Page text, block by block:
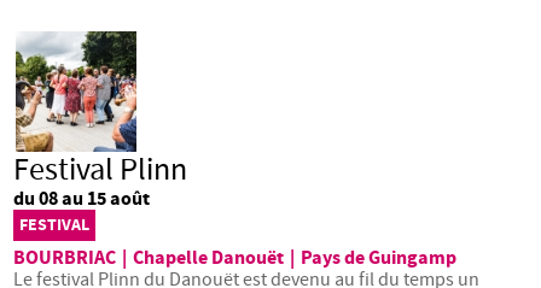
Festival Plinn
du 08 au 15 août
FESTIVAL
BOURBRIAC Chapelle Danouët
Pays de Guingamp
Le festival Plinn du Danouët est devenu au fil du temps un